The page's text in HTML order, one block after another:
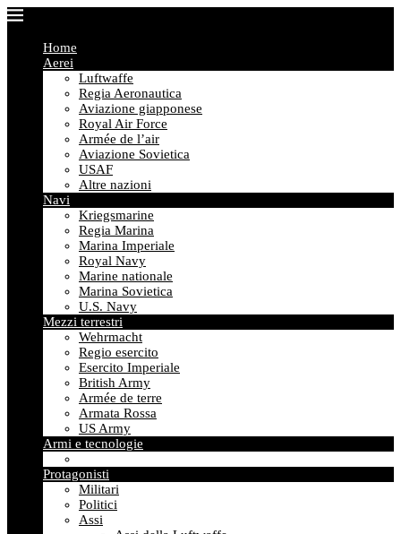
Home
Aerei
Luftwaffe
Regia Aeronautica
Aviazione giapponese
Royal Air Force
Armée de l’air
Aviazione Sovietica
USAF
Altre nazioni
Navi
Kriegsmarine
Regia Marina
Marina Imperiale
Royal Navy
Marine nationale
Marina Sovietica
U.S. Navy
Mezzi terrestri
Wehrmacht
Regio esercito
Esercito Imperiale
British Army
Armée de terre
Armata Rossa
US Army
Armi e tecnologie
Protagonisti
Militari
Politici
Assi